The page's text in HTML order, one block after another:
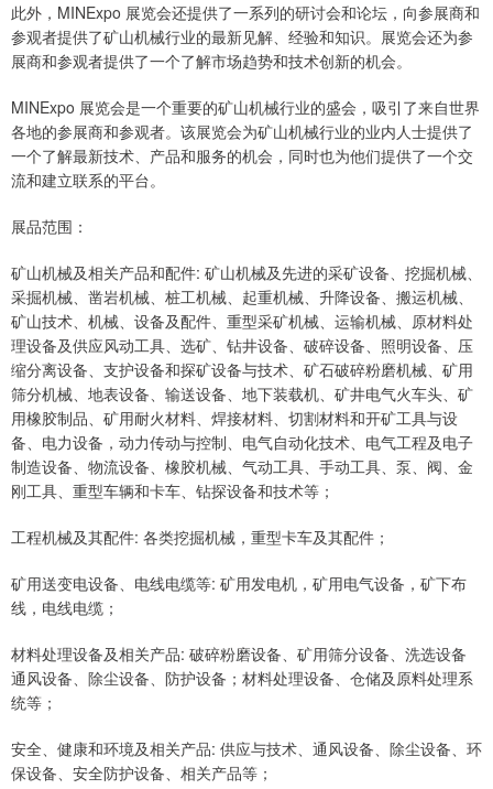
此外，MINExpo 展览会还提供了一系列的研讨会和论坛，向参展商和
参观者提供了矿山机械行业的最新见解、经验和知识。展览会还为参
展商和参观者提供了一个了解市场趋势和技术创新的机会。
MINExpo 展览会是一个重要的矿山机械行业的盛会，吸引了来自世界
各地的参展商和参观者。该展览会为矿山机械行业的业内人士提供了
一个了解最新技术、产品和服务的机会，同时也为他们提供了一个交
流和建立联系的平台。
展品范围：
矿山机械及相关产品和配件: 矿山机械及先进的采矿设备、挖掘机械、
采掘机械、凿岩机械、桩工机械、起重机械、升降设备、搬运机械、
矿山技术、机械、设备及配件、重型采矿机械、运输机械、原材料处
理设备及供应风动工具、选矿、钻井设备、破碎设备、照明设备、压
缩分离设备、支护设备和探矿设备与技术、矿石破碎粉磨机械、矿用
筛分机械、地表设备、输送设备、地下装载机、矿井电气火车头、矿
用橡胶制品、矿用耐火材料、焊接材料、切割材料和开矿工具与设
备、电力设备，动力传动与控制、电气自动化技术、电气工程及电子
制造设备、物流设备、橡胶机械、气动工具、手动工具、泵、阀、金
刚工具、重型车辆和卡车、钻探设备和技术等；
工程机械及其配件: 各类挖掘机械，重型卡车及其配件；
矿用送变电设备、电线电缆等: 矿用发电机，矿用电气设备，矿下布
线，电线电缆；
材料处理设备及相关产品: 破碎粉磨设备、矿用筛分设备、洗选设备
通风设备、除尘设备、防护设备；材料处理设备、仓储及原料处理系
统等；
安全、健康和环境及相关产品: 供应与技术、通风设备、除尘设备、环
保设备、安全防护设备、相关产品等；